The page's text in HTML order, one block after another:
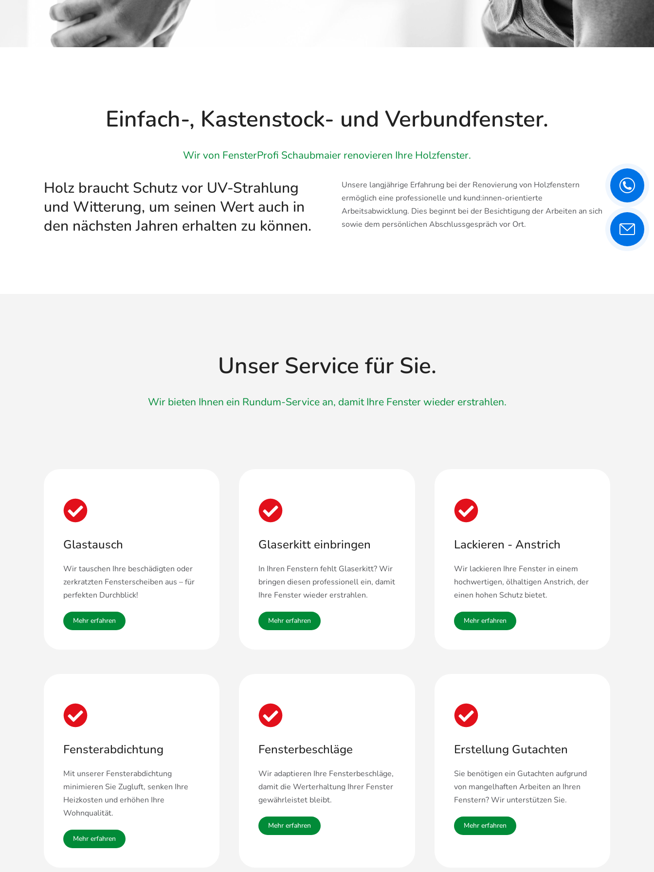
Einfach-, Kastenstock- und Verbundfenster.
Wir von FensterProfi Schaubmaier renovieren Ihre Holzfenster.
Holz braucht Schutz vor UV-Strahlung
und Witterung, um seinen Wert auch in
den nächsten Jahren erhalten zu können.
Unsere langjährige Erfahrung bei der Renovierung von Holzfenstern
ermöglich eine professionelle und kund:innen-orientierte
Arbeitsabwicklung. Dies beginnt bei der Besichtigung der Arbeiten an sich
sowie dem persönlichen Abschlussgespräch vor Ort.
Unser Service für Sie.
Wir bieten Ihnen ein Rundum-Service an, damit Ihre Fenster wieder erstrahlen.
Glastausch
Wir tauschen Ihre beschädigten oder
zerkratzten Fensterscheiben aus – für
perfekten Durchblick!
Mehr erfahren
Glaserkitt einbringen
In Ihren Fenstern fehlt Glaserkitt? Wir
bringen diesen professionell ein, damit
Ihre Fenster wieder erstrahlen.
Mehr erfahren
Lackieren - Anstrich
Wir lackieren Ihre Fenster in einem
hochwertigen, ölhaltigen Anstrich, der
einen hohen Schutz bietet.
Mehr erfahren
Fensterabdichtung
Mit unserer Fensterabdichtung
minimieren Sie Zugluft, senken Ihre
Heizkosten und erhöhen Ihre
Wohnqualität.
Mehr erfahren
Fensterbeschläge
Wir adaptieren Ihre Fensterbeschläge,
damit die Werterhaltung Ihrer Fenster
gewährleistet bleibt.
Mehr erfahren
Erstellung Gutachten
Sie benötigen ein Gutachten aufgrund
von mangelhaften Arbeiten an Ihren
Fenstern? Wir unterstützen Sie.
Mehr erfahren